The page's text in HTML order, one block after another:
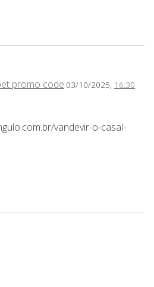
promo code 03/10/2025, 16:30
vandevir-o-casal-